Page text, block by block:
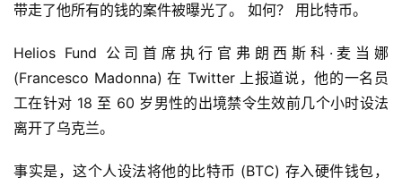
带走了他所有的钱的案件被曝光了。 如何？ 用比特币。
Helios Fund 公司首席执行官弗朗西斯科·麦当娜
(Francesco Madonna) 在 Twitter 上报道说，他的一名员
工在针对 18 至 60 岁男性的出境禁令生效前几个小时设法
离开了乌克兰。
事实是，这个人设法将他的比特币 (BTC) 存入硬件钱包，